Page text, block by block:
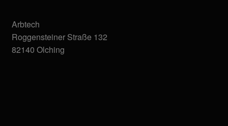
Arbtech
Roggensteiner Straße 132
82140 Olching